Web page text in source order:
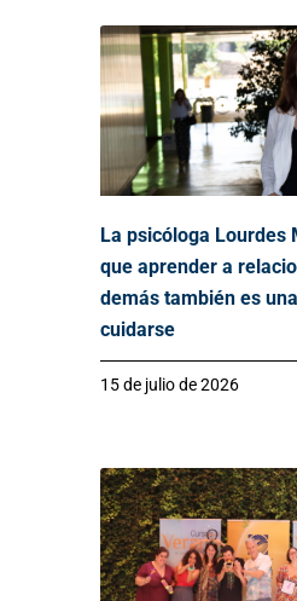
La psicóloga Lourdes
que aprender a
demás también es
cuidarse
15 de julio de 2026